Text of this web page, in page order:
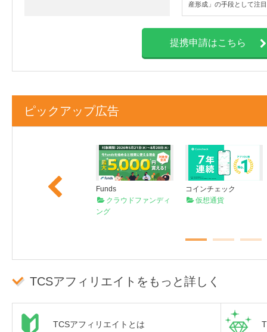
産形成」の手段として注
提携申請はこちら
ピックアップ広告
Previous
Funds
クラウドファンディ
ング
コインチェック
仮想通貨
TCSアフィリエイトをもっと詳しく
TCSアフィリエイトとは